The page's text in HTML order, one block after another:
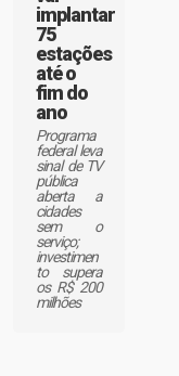
implantar
75
estações
até o
fim do
ano
Programa
federal leva
sinal de TV
pública
aberta a
cidades
sem o
serviço;
investimen
to supera
os R$ 200
milhões